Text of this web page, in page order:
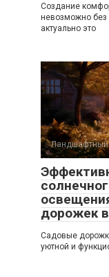
Создание
невозможно без
актуально это
Ландшафтный
дорожек
Садовые
уютной и